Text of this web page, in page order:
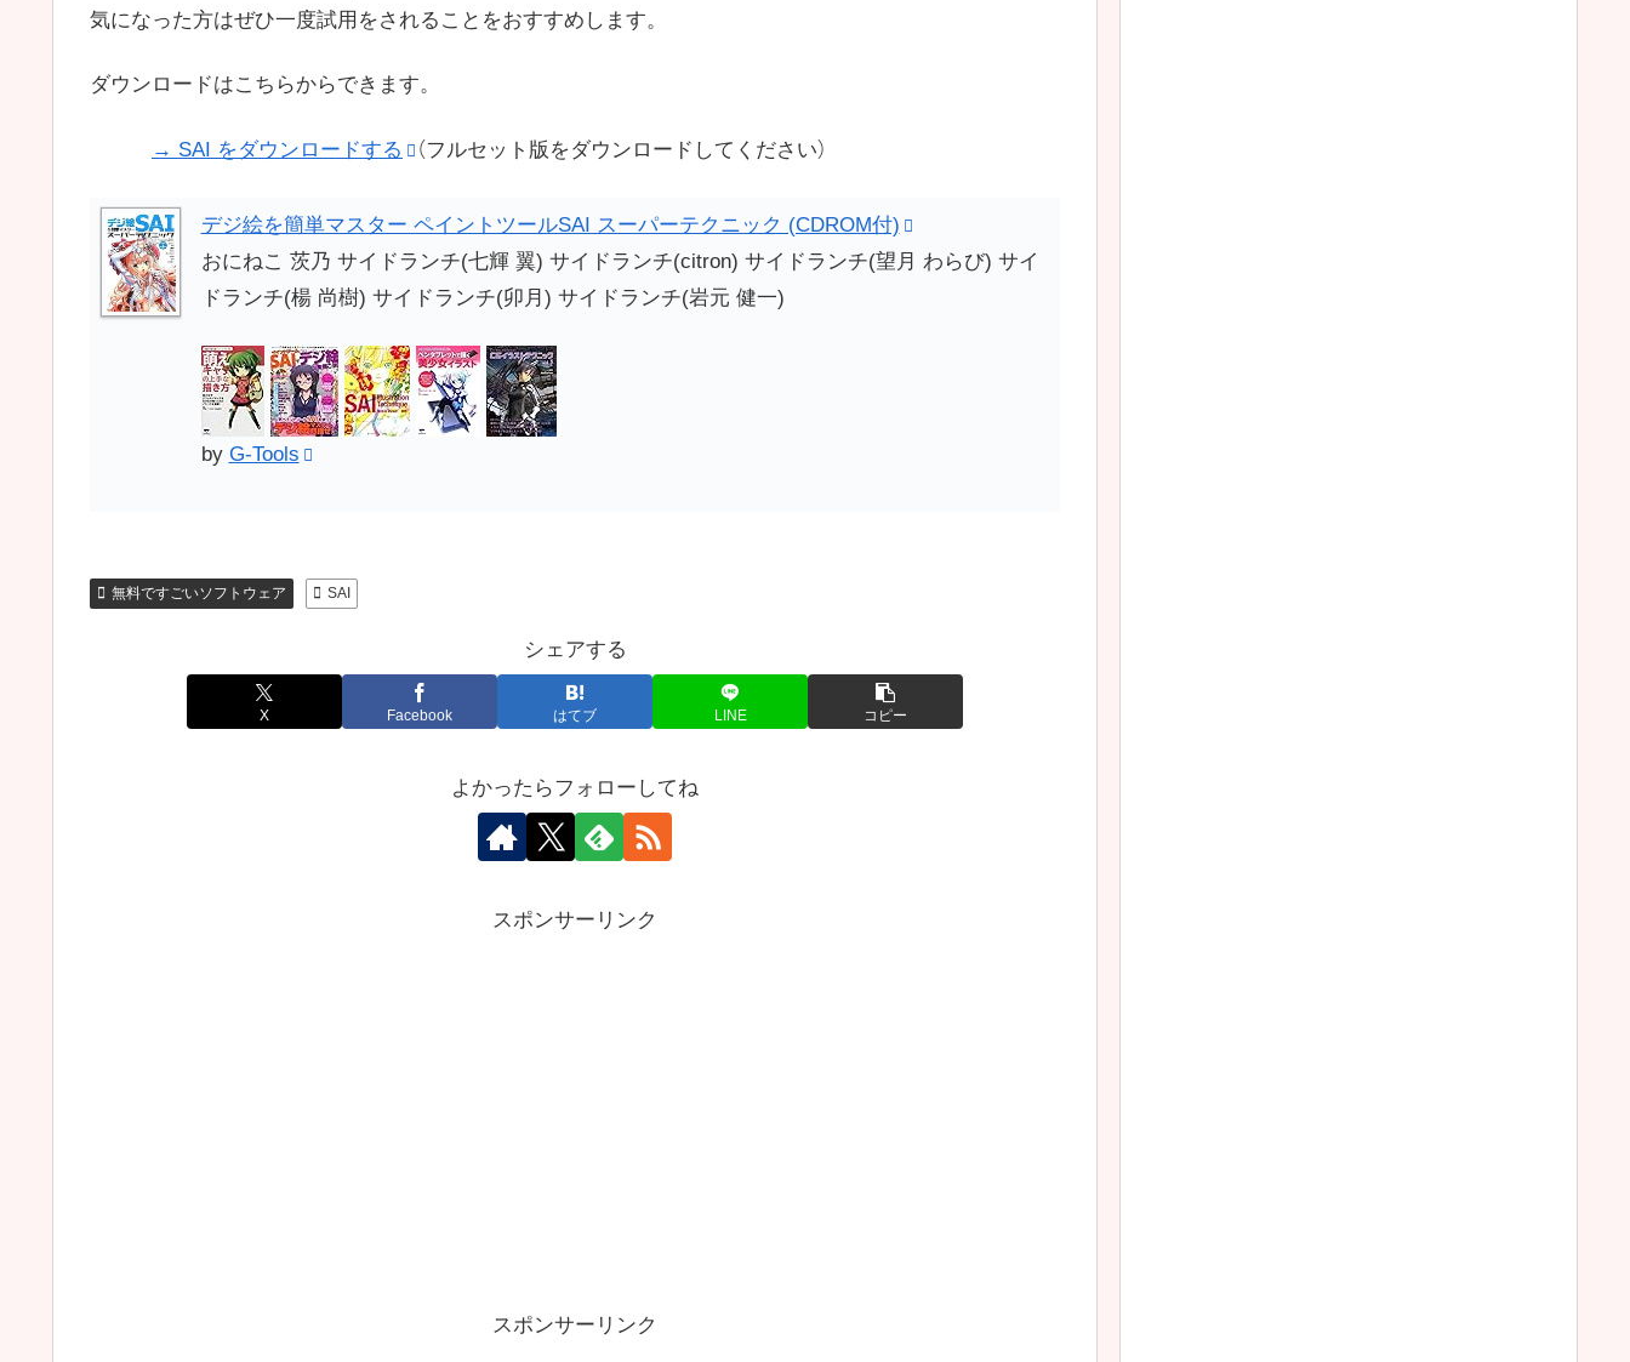
気になった方はぜひ一度試用をされることをおすすめします。
ダウンロードはこちらからできます。
→ SAI をダウンロードする （フルセット版をダウンロードしてください）
デジ絵を簡単マスター ペイントツールSAI スーパーテクニック (CDROM付)
おにねこ 茨乃 サイドランチ(七輝 翼) サイドランチ(citron) サイドランチ(望月 わらび) サイ
ドランチ(楊 尚樹) サイドランチ(卯月) サイドランチ(岩元 健一)
by G-Tools
無料ですごいソフトウェア SAI
シェアする
X Facebook はてブ LINE コピー
よかったらフォローしてね
スポンサーリンク
スポンサーリンク